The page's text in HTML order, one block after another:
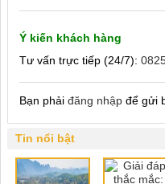
Ý kiến khách hàng
Tư vấn trực tiếp (24/7):
Bạn phải đăng nhập để gửi
Tin nổi bật